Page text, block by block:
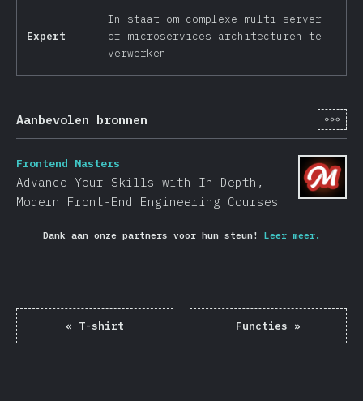
Expert
In staat om complexe multi-server
of microservices architecturen te
verwerken
Aanbevolen bronnen [nl-
Frontend Masters
Advance Your Skills with In-Depth,
Modern Front-End Engineering Courses
Dank aan onze partners voor hun steun! Leer meer.
« T-shirt Functies »